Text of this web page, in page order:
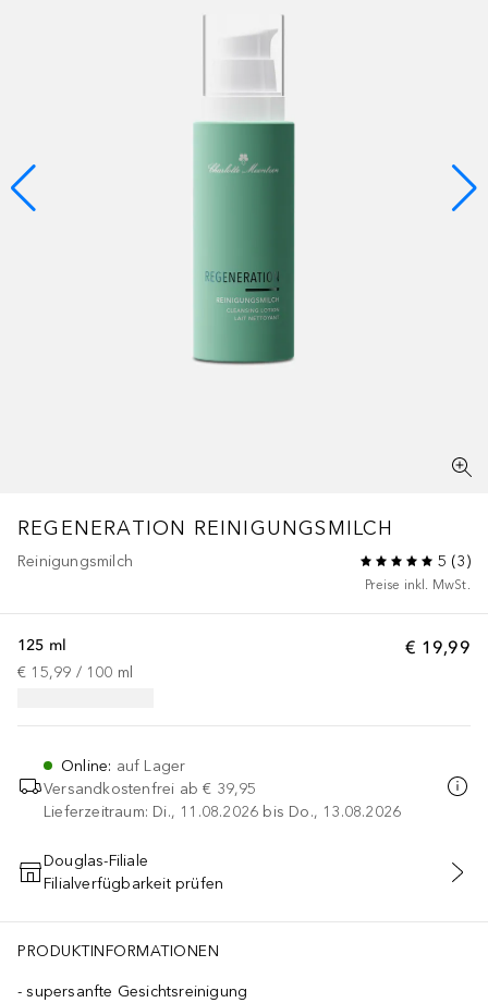
REGENERATION REINIGUNGSMILCH
Reinigungsmilch 5 (3)
Preise inkl. MwSt.
€ 19,99
125 ml
€ 15,99 / 100 ml
Online: auf Lager
Versandkostenfrei ab € 39,95
Lieferzeitraum: Di., 11.08.2026 bis Do., 13.08.2026
IN DEN WARENKORB
Douglas-Filiale
Filialverfügbarkeit prüfen
PRODUKTINFORMATIONEN
supersanfte Gesichtsreinigung